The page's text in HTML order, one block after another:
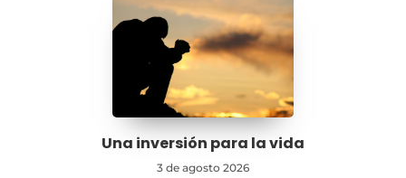
Una inversión para la vida
3 de agosto 2026